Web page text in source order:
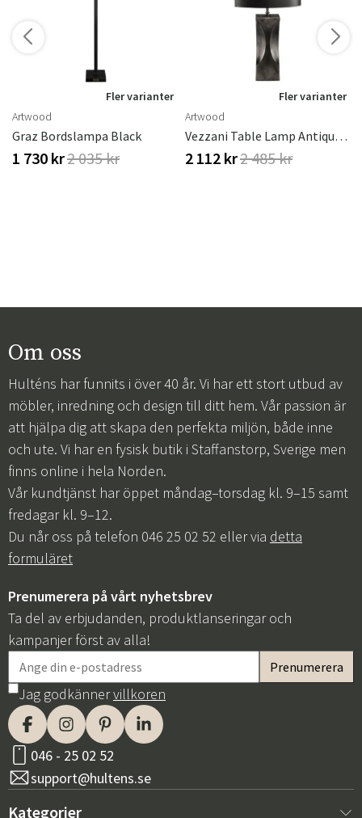
Fler varianter
Artwood
Graz Bordslampa Black
1 730 kr2 035 kr
Fler varianter
Artwood
Vezzani Table Lamp Antique Copper
2 112 kr2 485 kr
Om oss
Hulténs har funnits i över 40 år. Vi har ett stort utbud av
möbler, inredning och design till ditt hem. Vår passion är
att hjälpa dig att skapa den perfekta miljön, både inne
och ute. Vi har en fysisk butik i Staffanstorp, Sverige men
finns online i hela Norden.
Vår kundtjänst har öppet måndag–torsdag kl. 9–15 samt
fredagar kl. 9–12.
Du når oss på telefon 046 25 02 52 eller via detta
formuläret
Prenumerera på vårt nyhetsbrev
Ta del av erbjudanden, produktlanseringar och
kampanjer först av alla!
Jag godkännervillkoren
046 - 25 02 52
support@hultens.se
Kategorier